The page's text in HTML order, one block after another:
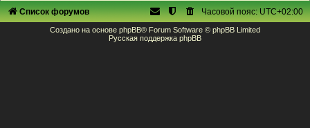
Список форумов Часовой пояс:UTC+02:00
Создано на основе phpBB® Forum Software © phpBB Limited
Русская поддержка phpBB